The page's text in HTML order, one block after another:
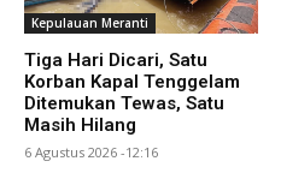
Kepulauan Meranti
Tiga Hari Dicari, Satu
Korban Kapal Tenggelam
Ditemukan Tewas, Satu
Masih Hilang
6 Agustus 2026 -12:16